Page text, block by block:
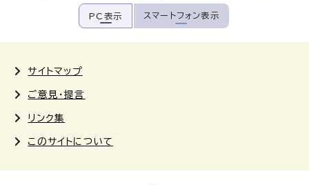
PC表示 スマートフォン表示
サイトマップ
ご意見・提言
リンク集
このサイトについて